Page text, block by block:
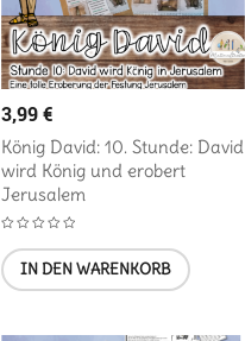
3,99€
König David: 10. Stunde: David
wird König und erobert
Jerusalem
IN DEN WARENKORB